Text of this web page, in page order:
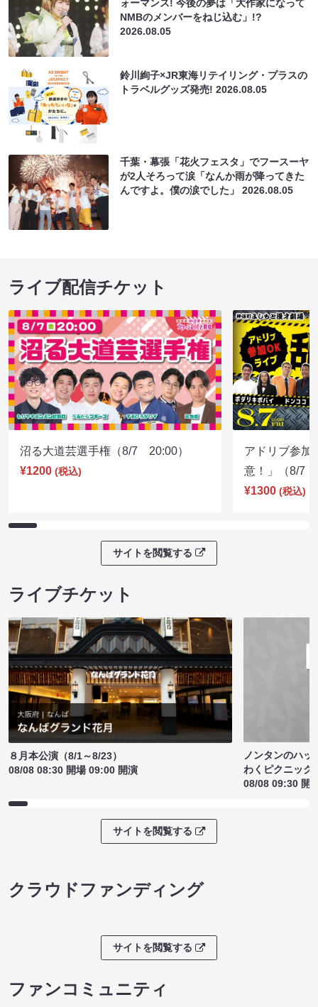
ォーマンス! 今後の夢は「大作家になって
NMBのメンバーをねじ込む」!?
2026.08.05
鈴川絢子×JR東海リテイリング・プラスの
トラベルグッズ発売!2026.08.05
千葉・幕張「花火フェスタ」でフースーヤ
が2人そろって涙「なんか雨が降ってきた
んですよ。僕の涙でした」2026.08.05
ライブ配信チケット
沼る大道芸選手権（8/7 20:00）
¥1200 (税込)
アドリブ参加
意！」（8/7
¥1300 (税込)
サイトを閲覧する
ライブチケット
８月本公演（8/1～8/23）
08/08 08:30 開場 09:00 開演
ノンタンのハッ
わくピクニック
08/08 09:30 開
サイトを閲覧する
クラウドファンディング
サイトを閲覧する
ファンコミュニティ